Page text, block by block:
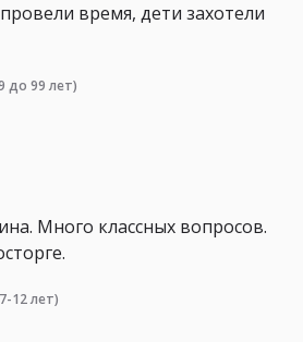
время, дети захотели
до 99 лет)
Много классных вопросов.
12 лет)